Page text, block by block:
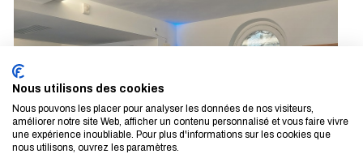
Nous utilisons des cookies
Nous pouvons les placer pour analyser les données de nos visiteurs,
améliorer notre site Web, afficher un contenu personnalisé et vous faire vivre
une expérience inoubliable. Pour plus d'informations sur les cookies que
nous utilisons, ouvrez les paramètres.